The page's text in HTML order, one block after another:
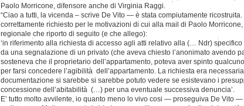
Paolo Morricone, difensore anche di Virginia Raggi.
“Ciao a tutti, la vicenda – scrive De Vito — è stata compiutamente ricostruita.
correttamente richiesto per le motivazioni di cui alla mail di Paolo
regionale che riporto di seguito (e che allego):
‘in riferimento alla richiesta di accesso agli atti relativo alla (… Ndr)
da una segnalazione di un privato (che aveva chiesto l’anonimato avendo
sosteneva che il proprietario dell’appartamento, poteva aver spinto
per farsi concedere l’agibilità dell’appartamento. La richiesta era
documentazione si sarebbe si sarebbe potuto vedere se esistevano i
concessione dell’abitabilità (…) per una eventuale successiva denuncia’.
E’ tutto molto avvilente, io quanto meno lo vivo cosi — proseguiva De Vito